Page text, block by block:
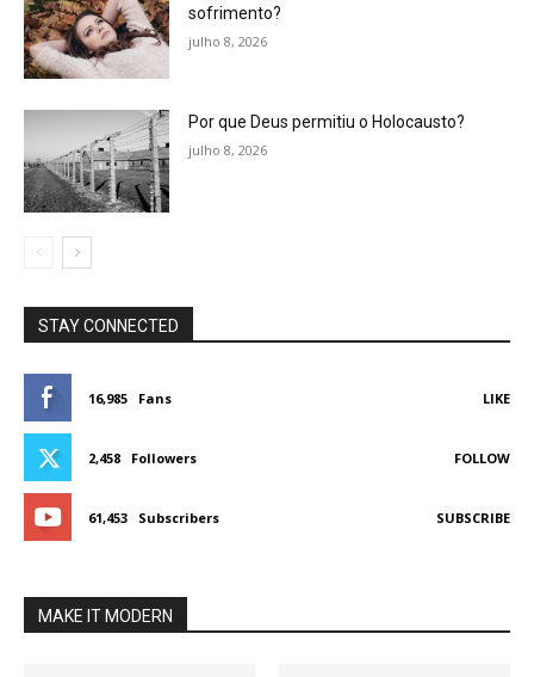
sofrimento?
julho 8, 2026
Por que Deus permitiu o Holocausto?
julho 8, 2026
STAY CONNECTED
16,985 Fans LIKE
2,458 Followers FOLLOW
61,453 Subscribers SUBSCRIBE
MAKE IT MODERN